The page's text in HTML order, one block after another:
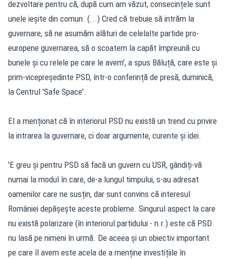
dezvoltare pentru că, după cum am văzut, consecințele sunt
unele ieșite din comun. (...) Cred că trebuie să intrăm la
guvernare, să ne asumăm alături de celelalte partide pro-
europene guvernarea, să o scoatem la capăt împreună cu
bunele și cu relele pe care le avem', a spus Băluță, care este și
prim-vicepreședinte PSD, într-o conferință de presă, duminică,
la Centrul 'Safe Space'.
El a menționat că în interiorul PSD nu există un trend cu privire
la intrarea la guvernare, ci doar argumente, curente și idei.
'E greu și pentru PSD să facă un guvern cu USR, gândiți-vă
numai la modul în care, de-a lungul timpului, s-au adresat
oamenilor care ne susțin, dar sunt convins că interesul
României depășește aceste probleme. Singurul aspect la care
nu există polarizare (în interiorul partidului - n.r.) este că PSD
nu lasă pe nimeni în urmă. De aceea și un obiectiv important
pe care îl avem este acela de a menține investițiile în